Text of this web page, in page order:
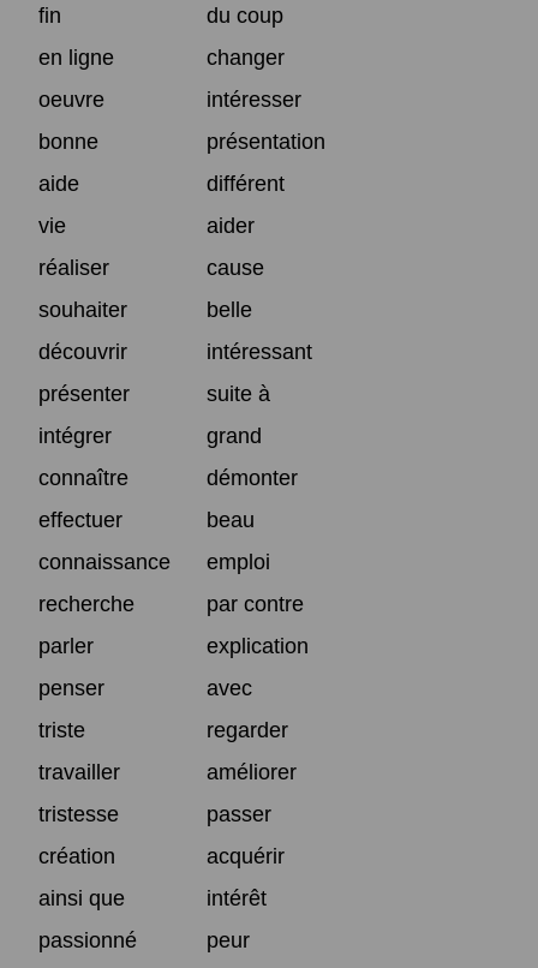
fin
du coup
en ligne
changer
oeuvre
intéresser
bonne
présentation
aide
différent
vie
aider
réaliser
cause
souhaiter
belle
découvrir
intéressant
présenter
suite à
intégrer
grand
connaître
démonter
effectuer
beau
connaissance
emploi
recherche
par contre
parler
explication
penser
avec
triste
regarder
travailler
améliorer
tristesse
passer
création
acquérir
ainsi que
intérêt
passionné
peur